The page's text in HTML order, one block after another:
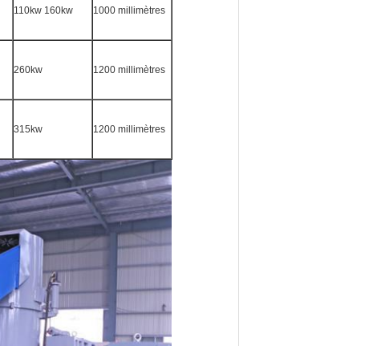
110kw 160kw 1000 millimètres
260kw 1200 millimètres
315kw 1200 millimètres